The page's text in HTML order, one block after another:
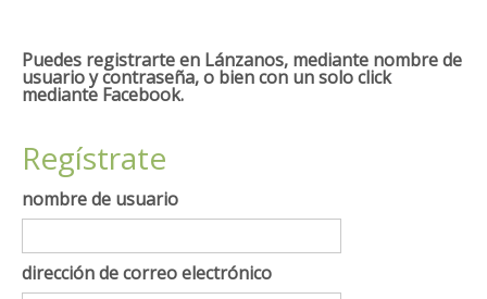
Puedes registrarte en Lánzanos, mediante nombre de
usuario y contraseña, o bien con un solo click
mediante Facebook.
Regístrate
nombre de usuario
dirección de correo electrónico